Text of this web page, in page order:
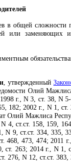
в общей
или заменяющих
, утвержденный
Олий
г., N 3, ст. 38, N
182; 2002 г., N 1,
Олий Мажлиса
4, ст.ст. 158, 159,
9, ст.ст. 334, 335,
468, 473, 474; 2011
263; 2014 г., N 1,
276, N 12, ст.ст.